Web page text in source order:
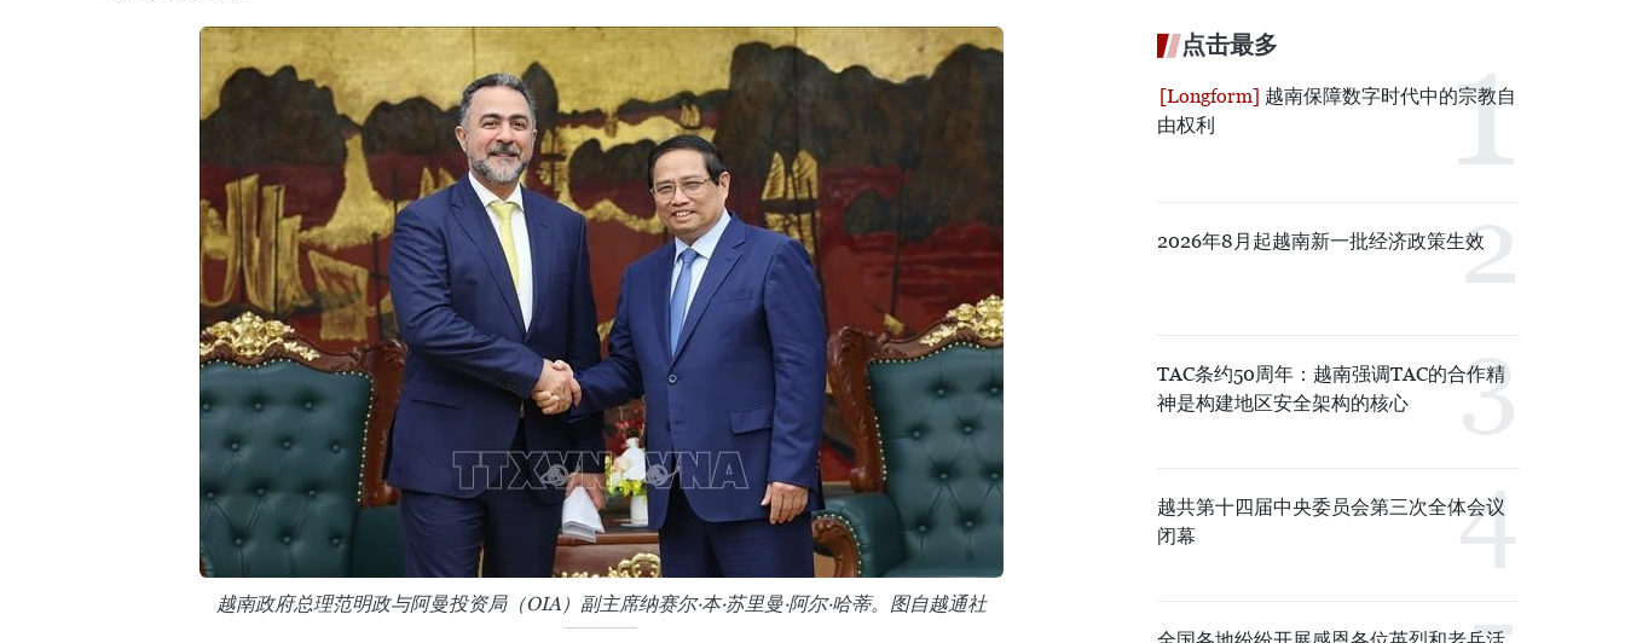
越南政府总理范明政与阿曼投资局（OIA）副主席纳赛尔·本·苏里曼·阿尔·哈蒂。图自越通社
点击最多
越南保障数字时代中的宗教自
由权利
2026年8月起越南新一批经济政策生效
TAC条约50周年：越南强调TAC的合作精
神是构建地区安全架构的核心
越共第十四届中央委员会第三次全体会议
闭幕